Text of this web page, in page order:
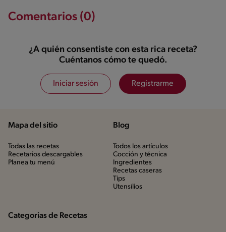
Comentarios (0)
¿A quién consentiste con esta rica receta?
Cuéntanos cómo te quedó.
Iniciar sesión Registrarme
Mapa del sitio
Todas las recetas
Recetarios descargables
Planea tu menú
Blog
Todos los artículos
Cocción y técnica
Ingredientes
Recetas caseras
Tips
Utensílios
Categorias de Recetas